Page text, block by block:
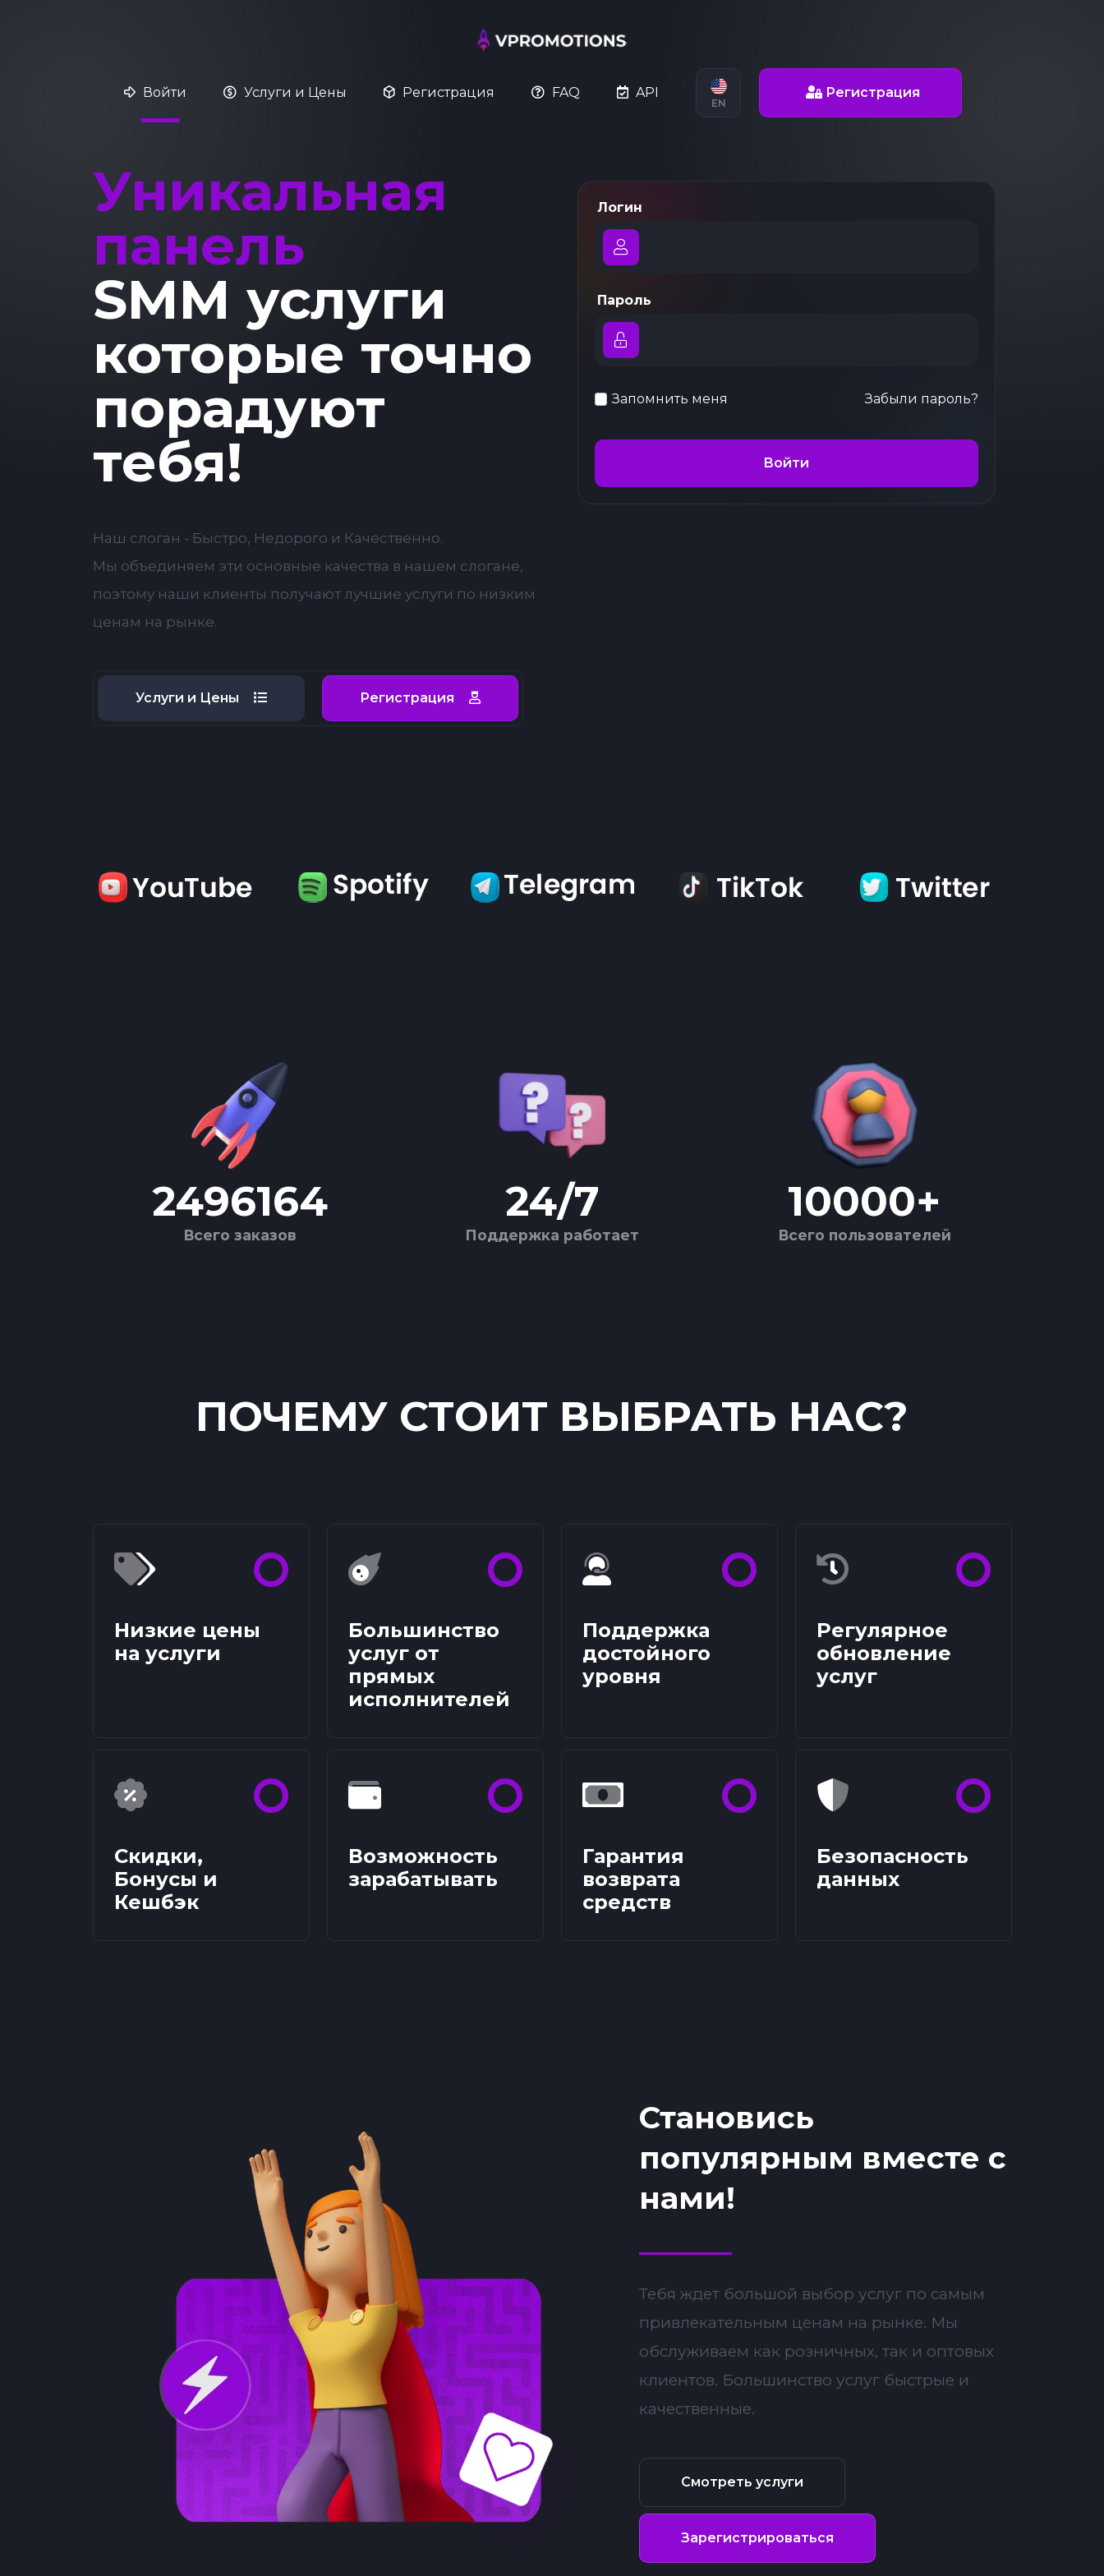
Войти Услуги и Цены Регистрация FAQ API
EN
Регистрация
Уникальная
панель
SMM услуги
которые точно
порадуют
тебя!
Наш слоган - Быстро, Недорого и Качественно.
Мы объединяем эти основные качества в нашем слогане,
поэтому наши клиенты получают лучшие услуги по низким
ценам на рынке.
Услуги и Цены Регистрация
Логин
Пароль
Запомнить меня Забыли пароль?
Войти
2496164
Всего заказов
24/7
Поддержка работает
10000+
Всего пользователей
ПОЧЕМУ СТОИТ ВЫБРАТЬ НАС?
Низкие цены
на услуги
Большинство
услуг от
прямых
исполнителей
Поддержка
достойного
уровня
Регулярное
обновление
услуг
Скидки,
Бонусы и
Кешбэк
Возможность
зарабатывать
Гарантия
возврата
средств
Безопасность
данных
Становись
популярным вместе с
нами!
Тебя ждет большой выбор услуг по самым
привлекательным ценам на рынке. Мы
обслуживаем как розничных, так и оптовых
клиентов. Большинство услуг быстрые и
качественные.
Смотреть услуги
Зарегистрироваться